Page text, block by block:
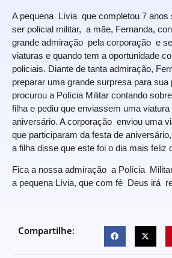
A pequena Lívia que completou 7 anos
ser policial militar, a mãe, Fernanda,
grande admiração pela corporação e
viaturas e quando tem a oportunidade
policiais. Diante de tanta admiração,
preparar uma grande surpresa para
procurou a Polícia Militar contando
filha e pediu que enviassem uma viatura
aniversário. A corporação enviou uma
que participaram da festa de
a filha disse que este foi o dia mais feliz
Fica a nossa admiração a Polícia
a pequena Lívia, que com fé Deus irá
Compartilhe: